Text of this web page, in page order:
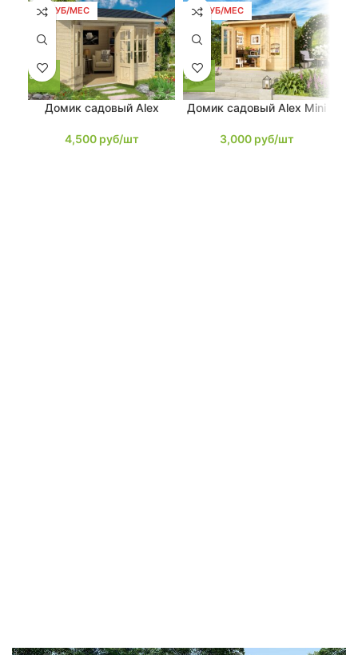
86 РУБ/МЕС
Домик садовый Alex
4,500 руб/шт
57 РУБ/МЕС
Домик садовый Alex Mini
3,000 руб/шт